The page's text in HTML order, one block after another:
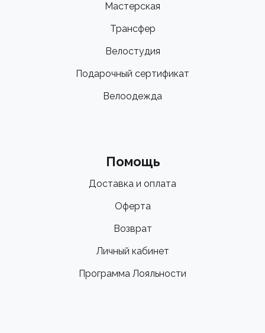
Мастерская
Трансфер
Велостудия
Подарочный сертификат
Велоодежда
Помощь
Доставка и оплата
Оферта
Возврат
Личный кабинет
Программа Лояльности